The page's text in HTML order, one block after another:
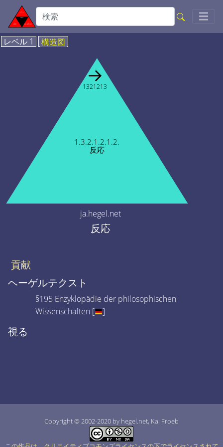
☰
レベル 1 構造図
1.3.2.1.2.1.2.
反応
→
1321213
ja.hegel.net
反応
貢献
ヘーゲルテクスト
§195 Enzyklopädie der philosophischen
Wissenschaften [
]
視る
Copyright © 2002-2020 by hegel.net, Kai Froeb